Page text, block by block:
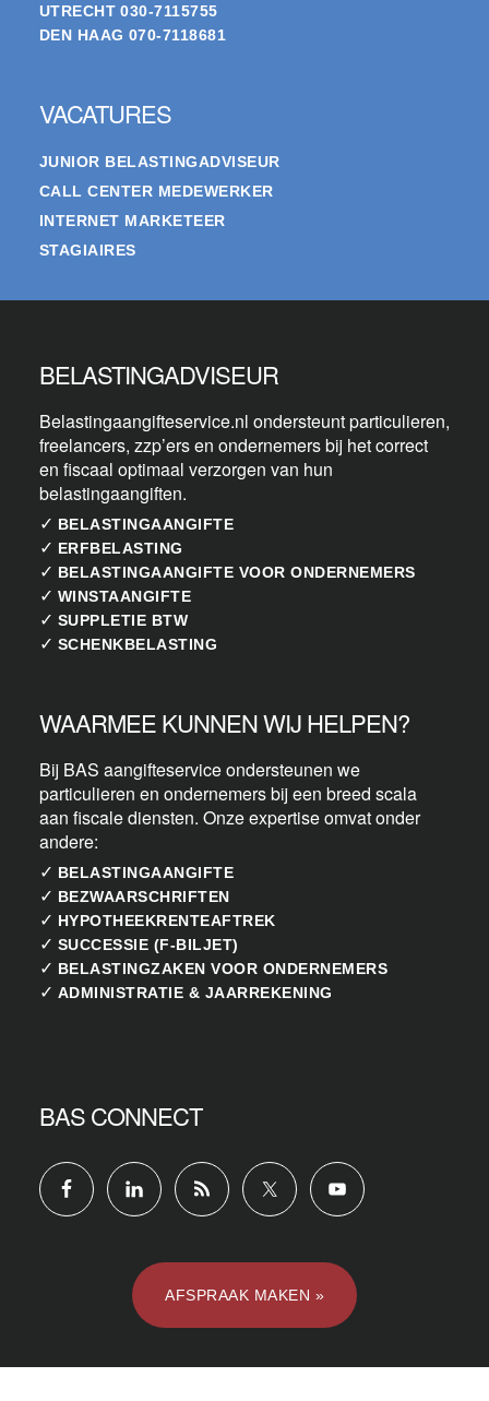
UTRECHT 030-7115755
DEN HAAG 070-7118681
VACATURES
JUNIOR BELASTINGADVISEUR
CALL CENTER MEDEWERKER
INTERNET MARKETEER
STAGIAIRES
BELASTINGADVISEUR
Belastingaangifteservice.nl ondersteunt particulieren,
freelancers, zzp’ers en ondernemers bij het correct
en fiscaal optimaal verzorgen van hun
belastingaangiften.
✓ BELASTINGAANGIFTE
✓ ERFBELASTING
✓ BELASTINGAANGIFTE VOOR ONDERNEMERS
✓ WINSTAANGIFTE
✓ SUPPLETIE BTW
✓ SCHENKBELASTING
WAARMEE KUNNEN WIJ HELPEN?
Bij BAS aangifteservice ondersteunen we
particulieren en ondernemers bij een breed scala
aan fiscale diensten. Onze expertise omvat onder
andere:
✓ BELASTINGAANGIFTE
✓ BEZWAARSCHRIFTEN
✓ HYPOTHEEKRENTEAFTREK
✓ SUCCESSIE (F-BILJET)
✓ BELASTINGZAKEN VOOR ONDERNEMERS
✓ ADMINISTRATIE & JAARREKENING
BAS CONNECT
AFSPRAAK MAKEN »